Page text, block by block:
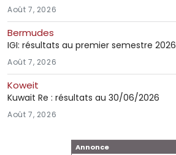
Août 7, 2026
Bermudes
IGI: résultats au premier semestre 2026
Août 7, 2026
Koweit
Kuwait Re : résultats au 30/06/2026
Août 7, 2026
Annonce